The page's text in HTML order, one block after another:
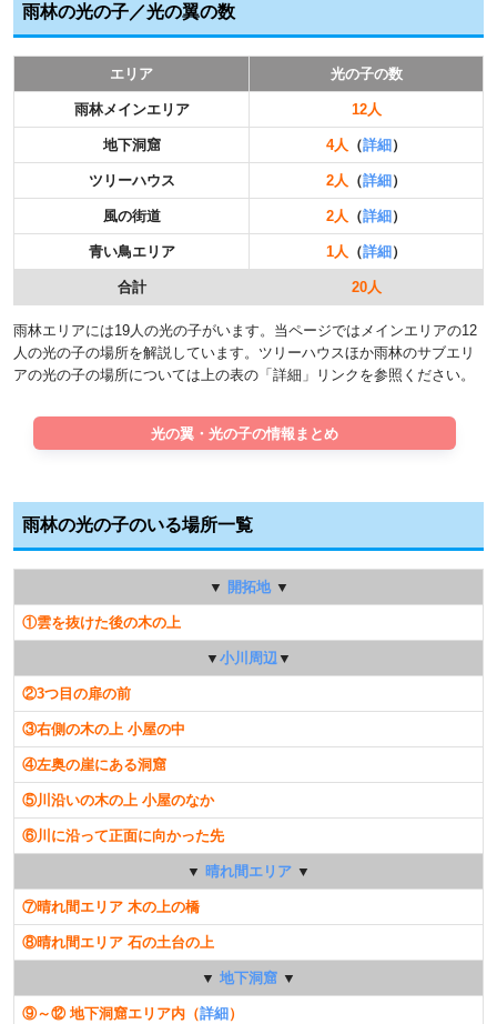
雨林の光の子／光の翼の数
エリア 光の子の数
雨林メインエリア 12人
地下洞窟 4人 （詳細 ）
ツリーハウス 2人 （詳細 ）
風の街道 2人 （詳細 ）
青い鳥エリア 1人 （詳細 ）
合計 20人
雨林エリアには19人の光の子がいます。当ページではメインエリアの12
人の光の子の場所を解説しています。ツリーハウスほか雨林のサブエリ
アの光の子の場所については上の表の「詳細」リンクを参照ください。
光の翼・光の子の情報まとめ
雨林の光の子のいる場所一覧
▼ 開拓地▼
①雲を抜けた後の木の上
▼ 小川周辺 ▼
②3つ目の扉の前
③右側の木の上 小屋の中
④左奥の崖にある洞窟
⑤川沿いの木の上 小屋のなか
⑥川に沿って正面に向かった先
▼ 晴れ間エリア ▼
⑦晴れ間エリア 木の上の橋
⑧晴れ間エリア 石の土台の上
▼ 地下洞窟 ▼
⑨～⑫ 地下洞窟エリア内（詳細 ）